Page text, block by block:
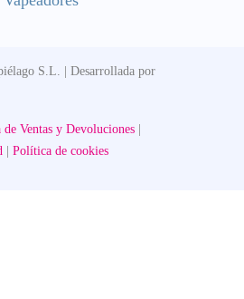
S.L. | Desarrollada por
Ventas y Devoluciones|
| Política de cookies